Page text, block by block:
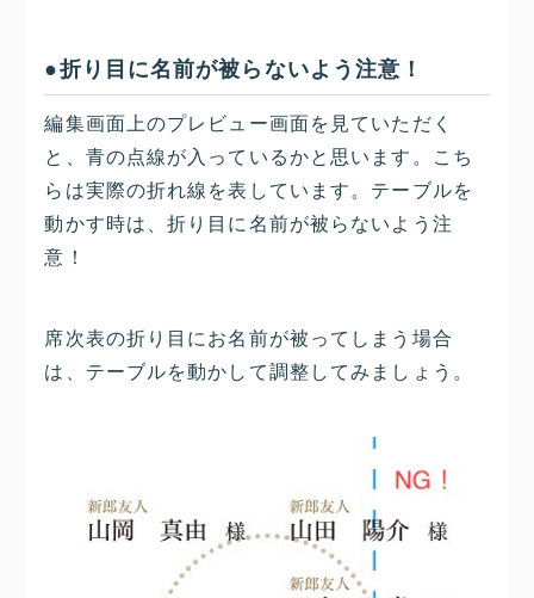
●折り目に名前が被らないよう注意！
編集画面上のプレビュー画面を見ていただく
と、青の点線が入っているかと思います。こち
らは実際の折れ線を表しています。テーブルを
動かす時は、折り目に名前が被らないよう注
意！
席次表の折り目にお名前が被ってしまう場合
は、テーブルを動かして調整してみましょう。